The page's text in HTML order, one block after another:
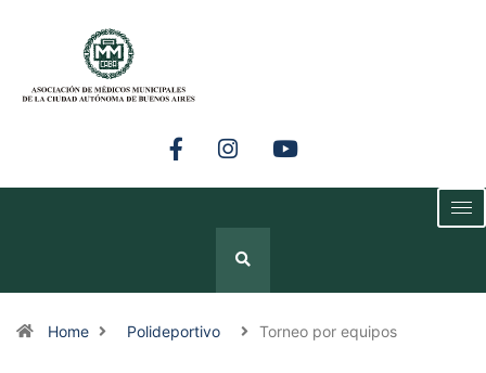
Home Polideportivo Torneo por equipos